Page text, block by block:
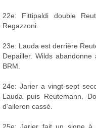
22e: Fittipaldi double
Regazzoni.
23e: Lauda est derrière
Depailler. Wilds
BRM.
24e: Jarier a vingt-sept
Lauda puis Reutemann.
d'aileron cassé.
25e: Jarier fait un signe